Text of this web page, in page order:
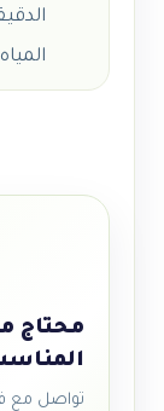
محتاج
تواصل مع